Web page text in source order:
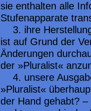
sie enthalten alle
Stufenapparate
3. ihre
ist auf Grund der
Änderungen
der »Pluralist«
4. unsere
»Pluralist«
der Hand gehabt?